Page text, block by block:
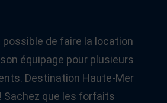
de faire la location
équipage pour plusieurs
Destination Haute-Mer
Sachez que les forfaits